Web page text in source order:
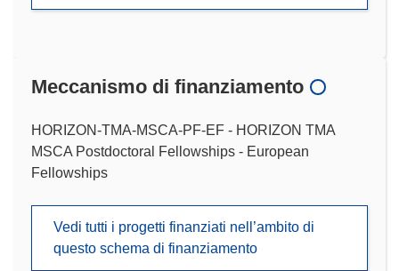
Meccanismo di finanziamento
HORIZON-TMA-MSCA-PF-EF - HORIZON TMA
MSCA Postdoctoral Fellowships - European
Fellowships
Vedi tutti i progetti finanziati nell’ambito di
questo schema di finanziamento